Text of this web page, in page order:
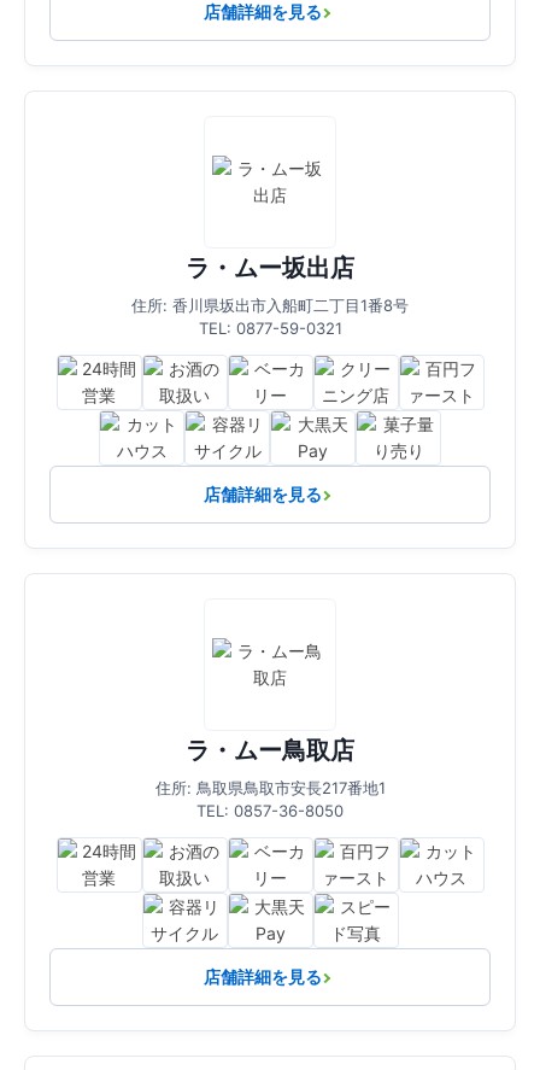
店舗詳細を見る
ラ・ムー坂出店
住所: 香川県坂出市入船町二丁目1番8号
TEL: 0877-59-0321
店舗詳細を見る
ラ・ムー鳥取店
住所: 鳥取県鳥取市安長217番地1
TEL: 0857-36-8050
店舗詳細を見る